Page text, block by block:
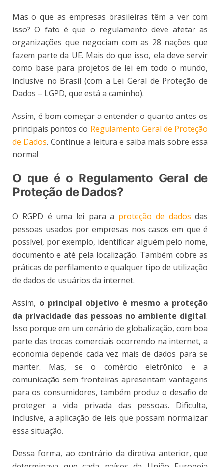
Mas o que as empresas brasileiras têm a ver com
isso? O fato é que o regulamento deve afetar as
organizações que negociam com as 28 nações que
fazem parte da UE. Mais do que isso, ela deve servir
como base para projetos de lei em todo o mundo,
inclusive no Brasil (com a Lei Geral de Proteção de
Dados – LGPD, que está a caminho).
Assim, é bom começar a entender o quanto antes os
principais pontos do Regulamento Geral de Proteção
de Dados. Continue a leitura e saiba mais sobre essa
norma!
O que é o Regulamento Geral de
Proteção de Dados?
O RGPD é uma lei para a proteção de dados das
pessoas usados por empresas nos casos em que é
possível, por exemplo, identificar alguém pelo nome,
documento e até pela localização. Também cobre as
práticas de perfilamento e qualquer tipo de utilização
de dados de usuários da internet.
Assim, o principal objetivo é mesmo a proteção
da privacidade das pessoas no ambiente digital.
Isso porque em um cenário de globalização, com boa
parte das trocas comerciais ocorrendo na internet, a
economia depende cada vez mais de dados para se
manter. Mas, se o comércio eletrônico e a
comunicação sem fronteiras apresentam vantagens
para os consumidores, também produz o desafio de
proteger a vida privada das pessoas. Dificulta,
inclusive, a aplicação de leis que possam normalizar
essa situação.
Dessa forma, ao contrário da diretiva anterior, que